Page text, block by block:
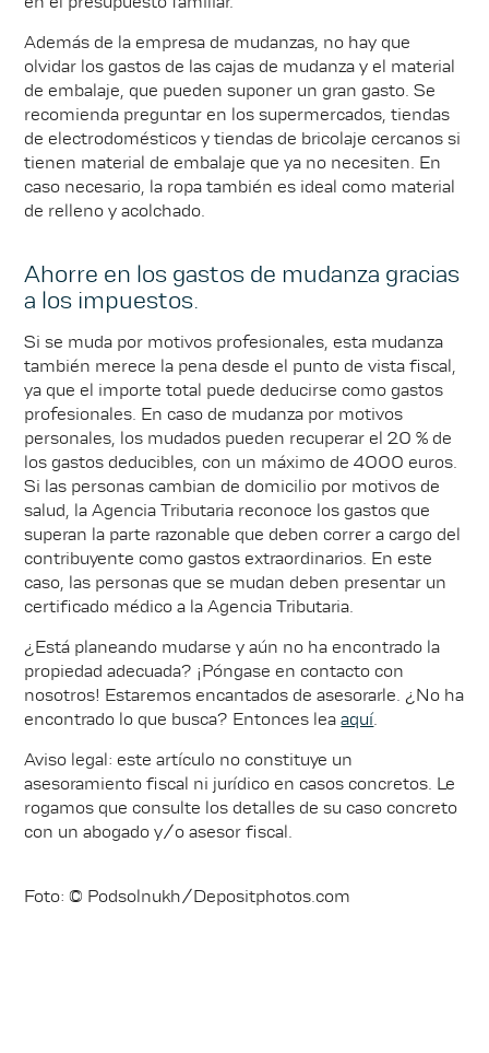
Además de la empresa de mudanzas, no hay que
olvidar los gastos de las cajas de mudanza y el material
de embalaje, que pueden suponer un gran gasto. Se
recomienda preguntar en los supermercados, tiendas
de electrodomésticos y tiendas de bricolaje cercanos si
tienen material de embalaje que ya no necesiten. En
caso necesario, la ropa también es ideal como material
de relleno y acolchado.
Ahorre en los gastos de mudanza gracias
a los impuestos.
Si se muda por motivos profesionales, esta mudanza
también merece la pena desde el punto de vista fiscal,
ya que el importe total puede deducirse como gastos
profesionales. En caso de mudanza por motivos
personales, los mudados pueden recuperar el 20 % de
los gastos deducibles, con un máximo de 4000 euros.
Si las personas cambian de domicilio por motivos de
salud, la Agencia Tributaria reconoce los gastos que
superan la parte razonable que deben correr a cargo del
contribuyente como gastos extraordinarios. En este
caso, las personas que se mudan deben presentar un
certificado médico a la Agencia Tributaria.
¿Está planeando mudarse y aún no ha encontrado la
propiedad adecuada? ¡Póngase en contacto con
nosotros! Estaremos encantados de asesorarle. ¿No ha
encontrado lo que busca? Entonces leaaquí.
Aviso legal: este artículo no constituye un
asesoramiento fiscal ni jurídico en casos concretos. Le
rogamos que consulte los detalles de su caso concreto
con un abogado y/o asesor fiscal.
Foto: © Podsolnukh/Depositphotos.com